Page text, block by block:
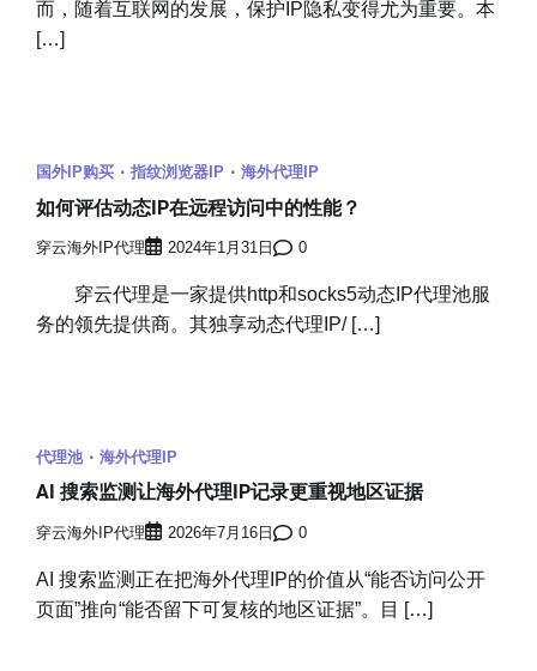
而，随着互联网的发展，保护IP隐私变得尤为重要。本
[…]
国外IP购买 指纹浏览器IP 海外代理IP
如何评估动态IP在远程访问中的性能？
穿云海外IP代理 2024年1月31日 0
穿云代理是一家提供http和socks5动态IP代理池服
务的领先提供商。其独享动态代理IP/ […]
代理池 海外代理IP
AI 搜索监测让海外代理IP记录更重视地区证据
穿云海外IP代理 2026年7月16日 0
AI 搜索监测正在把海外代理IP的价值从“能否访问公开
页面”推向“能否留下可复核的地区证据”。目 […]